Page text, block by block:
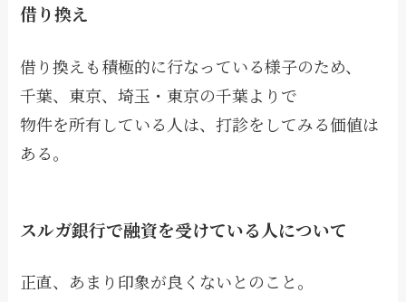
借り換え
借り換えも積極的に行なっている様子のため、
千葉、東京、埼玉・東京の千葉よりで
物件を所有している人は、打診をしてみる価値は
ある。
スルガ銀行で融資を受けている人について
正直、あまり印象が良くないとのこと。